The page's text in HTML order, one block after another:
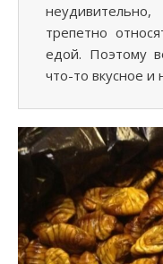
трепетно
едой. Поэтому
что-то вкусное